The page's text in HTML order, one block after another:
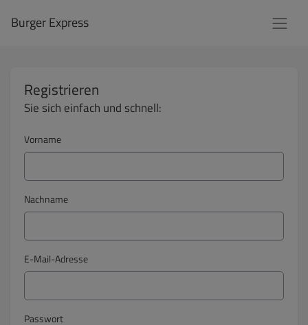
Burger Express
Registrieren
Sie sich einfach und schnell:
Vorname
Nachname
E-Mail-Adresse
Passwort